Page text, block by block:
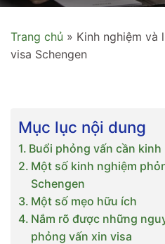
Trang chủ » Kinh nghiệm và
visa Schengen
Mục lục nội dung
Buổi phỏng vấn cần kinh
Một số kinh nghiệm
Schengen
Một số mẹo hữu ích
Nắm rõ được những
phỏng vấn xin visa